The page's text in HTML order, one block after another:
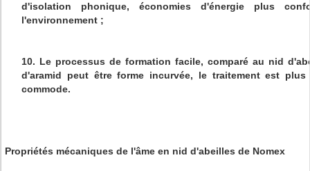
d'isolation phonique, économies d'énergie plus
l'environnement ;
10. Le processus de formation facile, comparé au nid
d'aramid peut être forme incurvée, le traitement est
commode.
Propriétés mécaniques de l'âme en nid d'abeilles de Nomex